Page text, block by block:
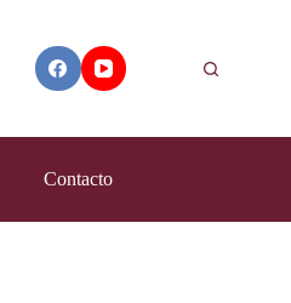
Contacto